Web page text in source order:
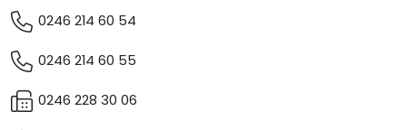
0246 214 60 54
0246 214 60 55
0246 228 30 06